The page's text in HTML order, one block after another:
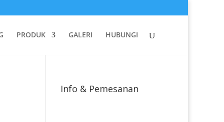
PRODUK GALERI HUBUNGI
Info & Pemesanan